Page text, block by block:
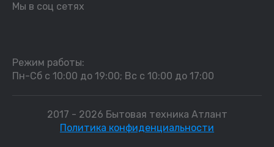
Мы в соц сетях
Режим работы:
Пн-Сб с 10:00 до 19:00; Вс с 10:00 до 17:00
2017 - 2026 Бытовая техника Атлант
Политика конфиденциальности